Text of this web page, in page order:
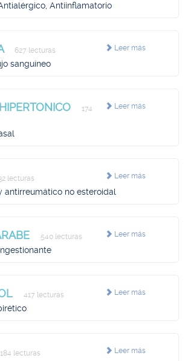
Antiinflamatorio
Leer más
627 lecturas
sanguíneo
Leer más
174
Leer más
lecturas
antirreumático no esteroidal
Leer más
540 lecturas
Leer más
417 lecturas
Leer más
184 lecturas